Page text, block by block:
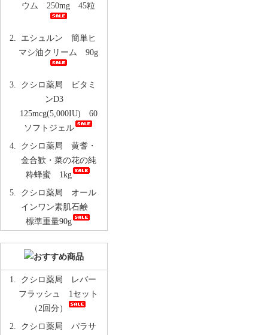
ウム 250mg 45粒
エシュルン 簡単ヒ
マシ油クリーム 90g
クシロ薬局 ビタミ
ンD3
125mcg(5,000IU) 60
ソフトジェル
クシロ薬局 黄耆・
金合歓・菜の花の純
粋蜂蜜 1kg
クシロ薬局 オール
インワン素肌石鹸
標準重量90g
クシロ薬局 レバー
フラッシュ 1セット
（2回分）
クシロ薬局 パラサ